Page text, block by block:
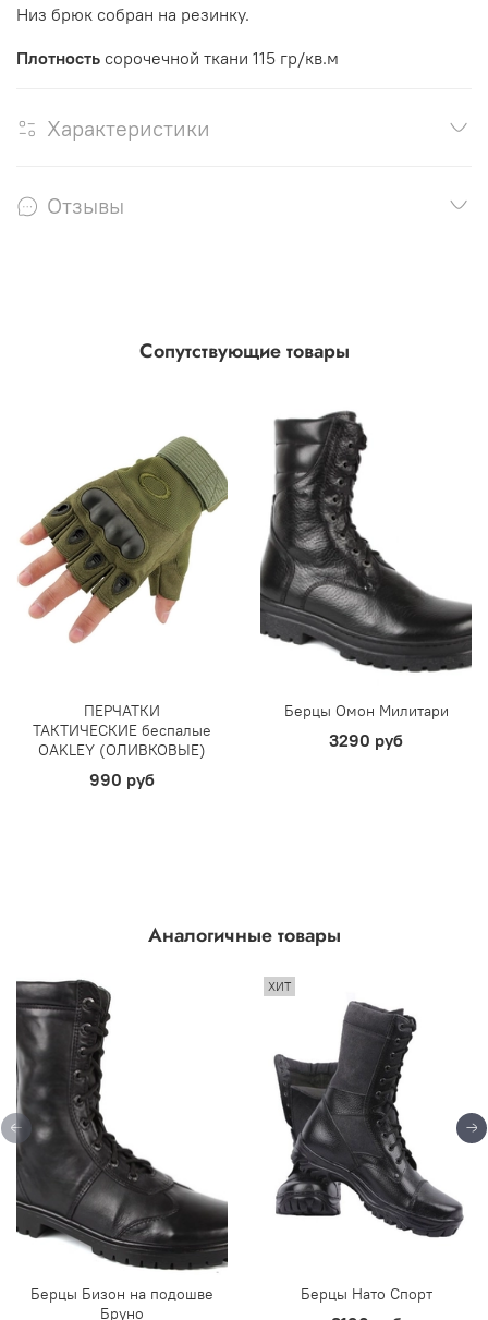
Низ брюк собран на резинку.
Плотность сорочечной ткани 115 гр/кв.м
Характеристики
Отзывы
Сопутствующие товары
ПЕРЧАТКИ
ТАКТИЧЕСКИЕ беспалые
OAKLEY (ОЛИВКОВЫЕ)
990 руб
Берцы Омон Милитари
3290 руб
Аналогичные товары
Берцы Бизон на подошве
Бруно
ХИТ
Берцы Нато Спорт